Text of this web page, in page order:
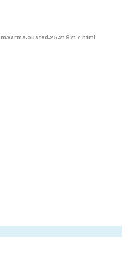
varma-ousted-25-219217.html